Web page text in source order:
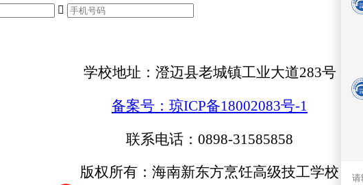

学校地址：澄迈县老城镇工业大道283号
备案号：琼ICP备18002083号-1
联系电话：0898-31585858
版权所有：海南新东方烹饪高级技工学校